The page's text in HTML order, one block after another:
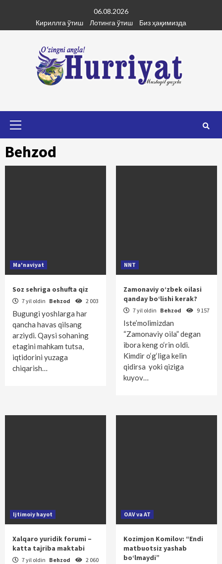
content
06.08.2026
Кириллга ўтиш
Лотинга ўтиш Биз ҳақимизда
Behzod
Ma'naviyat
Soz sehriga oshufta qiz
7 yil oldin Behzod 2 003
Bugungi yoshlarga har
qancha havas qilsang
arziydi. Qaysi sohaning
etagini mahkam tutsa,
iqtidorini yuzaga
chiqarish…
NNT
Zamonaviy o‘zbek oilasi
qanday bo‘lishi kerak?
7 yil oldin Behzod 9 157
Iste’molimizdan
“Zamonaviy oila” degan
ibora keng o‘rin oldi.
Kimdir o‘g‘liga kelin
qidirsa yoki qiziga
kuyov…
Ijtimoiy hayot
Xalqaro yuridik forumi –
katta tajriba maktabi
7 yil oldin Behzod 2 060
OAV va AT
Kozimjon Komilov: “Endi
matbuotsiz yashab
bo‘lmaydi”